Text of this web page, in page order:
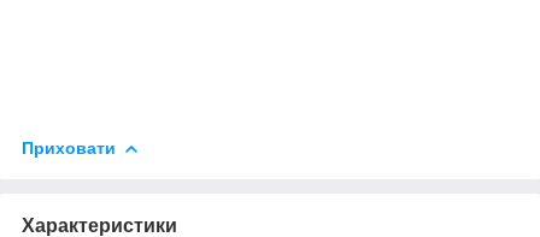
Приховати
Характеристики